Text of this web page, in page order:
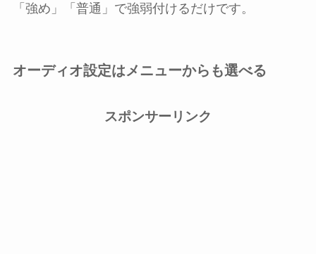
「強め」「普通」で強弱付けるだけです。
オーディオ設定はメニューからも選べる
スポンサーリンク